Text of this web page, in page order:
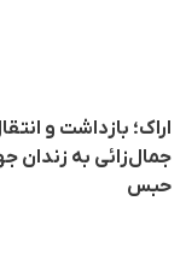
اراک؛ بازداشت و
جمال‌زائی به زندان
حبس